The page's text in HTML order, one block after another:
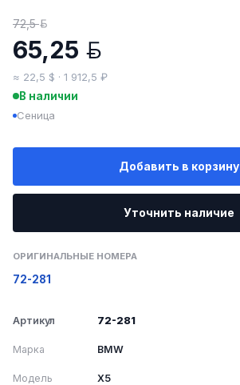
72,5
65,25
≈ 22,5 $ · 1 912,5 ₽
В наличии
Сеница
Добавить в корзину
Уточнить наличие
ОРИГИНАЛЬНЫЕ НОМЕРА
72-281
Артикул 72-281
Марка BMW
Модель X5